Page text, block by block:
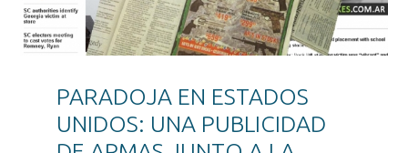
PARADOJA EN ESTADOS
UNIDOS: UNA PUBLICIDAD